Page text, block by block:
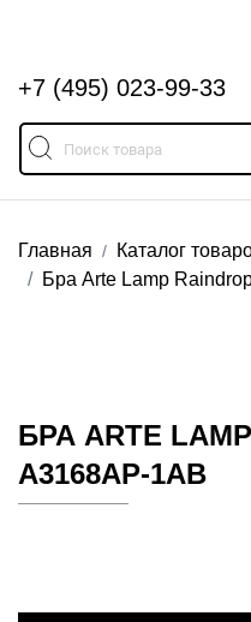
+7 (495) 023-99-33
Главная Каталог
Бра Arte Lamp
БРА ARTE
A3168AP-1AB